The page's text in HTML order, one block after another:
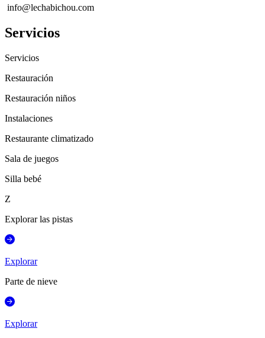
info@lechabichou.com
Servicios
Servicios
Restauración
Restauración niños
Instalaciones
Restaurante climatizado
Sala de juegos
Silla bebé
Z
Explorar las pistas
Explorar
Parte de nieve
Explorar